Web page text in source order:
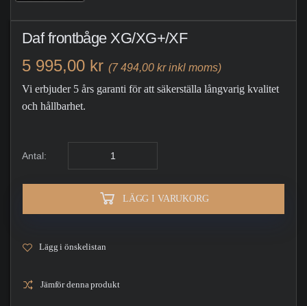
Daf frontbåge XG/XG+/XF
5 995,00 kr (7 494,00 kr inkl moms)
Vi erbjuder 5 års garanti för att säkerställa långvarig kvalitet
och hållbarhet.
Antal:
LÄGG I VARUKORG
Lägg i önskelistan
Jämför denna produkt